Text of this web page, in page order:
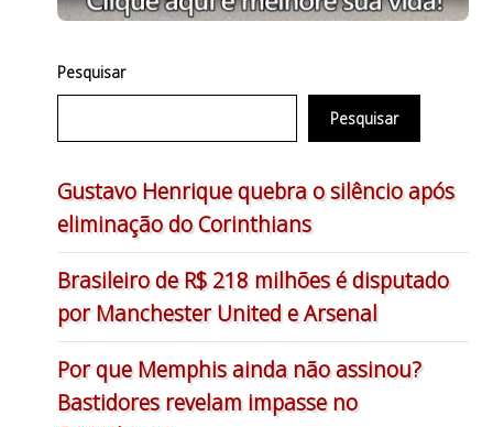
Pesquisar
Pesquisar
Gustavo Henrique quebra o silêncio após
eliminação do Corinthians
Brasileiro de R$ 218 milhões é disputado
por Manchester United e Arsenal
Por que Memphis ainda não assinou?
Bastidores revelam impasse no